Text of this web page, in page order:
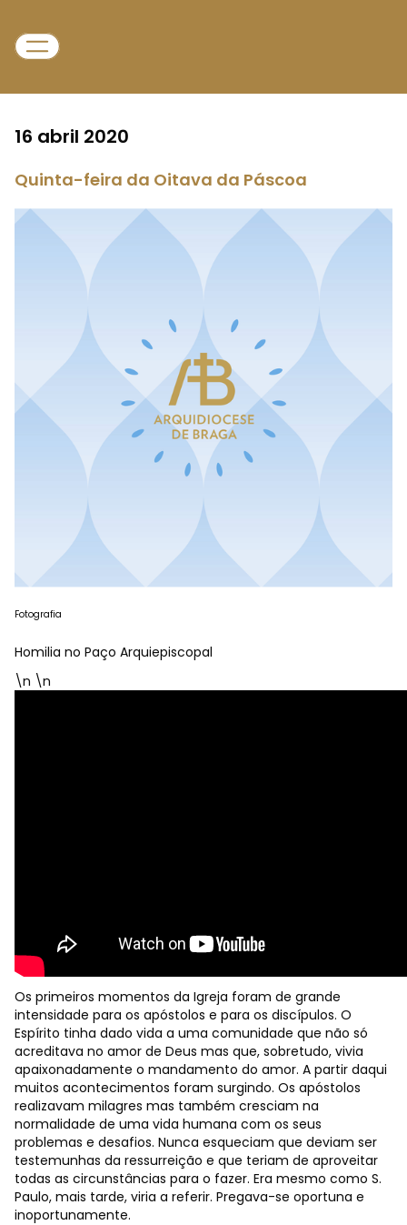
16 abril 2020
Quinta-feira da Oitava da Páscoa
Fotografia
Homilia no Paço Arquiepiscopal
\n \n
Os primeiros momentos da Igreja foram de grande
intensidade para os apóstolos e para os discípulos. O
Espírito tinha dado vida a uma comunidade que não só
acreditava no amor de Deus mas que, sobretudo, vivia
apaixonadamente o mandamento do amor. A partir daqui
muitos acontecimentos foram surgindo. Os apóstolos
realizavam milagres mas também cresciam na
normalidade de uma vida humana com os seus
problemas e desafios. Nunca esqueciam que deviam ser
testemunhas da ressurreição e que teriam de aproveitar
todas as circunstâncias para o fazer. Era mesmo como S.
Paulo, mais tarde, viria a referir. Pregava-se oportuna e
inoportunamente.